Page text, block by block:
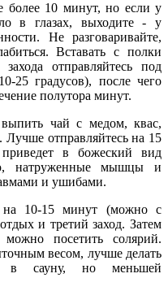
более 10 минут, но если у
в глазах, выходите - у
Не разговаривайте,
Вставать с полки
отправляйтесь под
25 градусов), после чего
полутора минут.
чай с медом, квас,
Лучше отправляйтесь на 15
в божеский вид
натруженные мышцы и
и ушибами.
на 10-15 минут (можно с
и третий заход. Затем
посетить солярий.
весом, лучше делать
в сауну, но меньшей